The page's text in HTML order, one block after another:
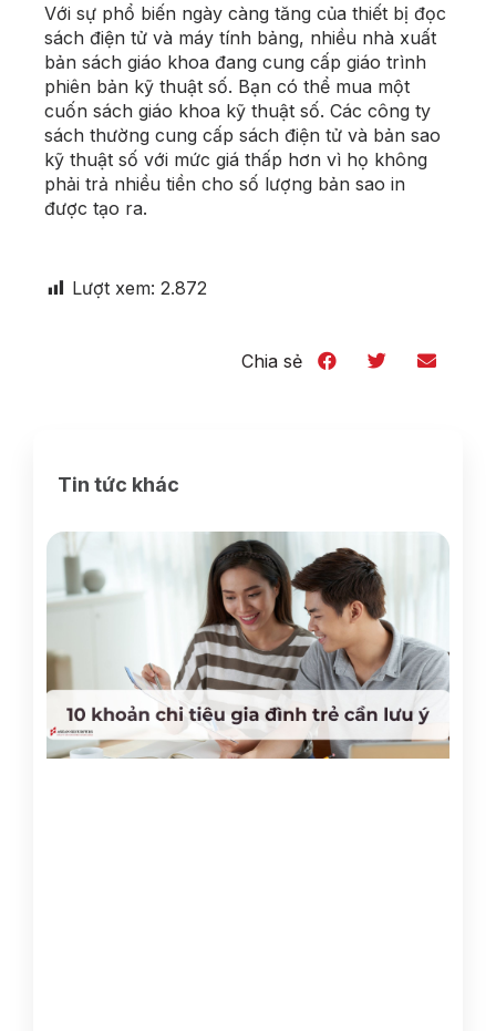
Với sự phổ biến ngày càng tăng của thiết bị đọc
sách điện tử và máy tính bảng, nhiều nhà xuất
bản sách giáo khoa đang cung cấp giáo trình
phiên bản kỹ thuật số. Bạn có thể mua một
cuốn sách giáo khoa kỹ thuật số. Các công ty
sách thường cung cấp sách điện tử và bản sao
kỹ thuật số với mức giá thấp hơn vì họ không
phải trả nhiều tiền cho số lượng bản sao in
được tạo ra.
Lượt xem: 2.872
Chia sẻ
Tin tức khác